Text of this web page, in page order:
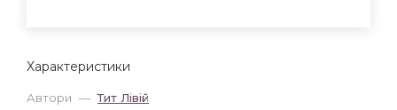
Характеристики
Автори — Тит Лівій